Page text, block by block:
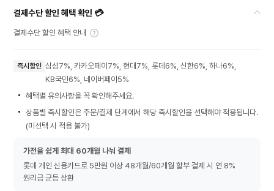
결제수단 할인 혜택 확인 💳
결제수단 할인 혜택 안내
즉시할인 삼성7%, 카카오페이7%, 현대7%, 롯데6%, 신한6%, 하나6%,
KB국민6%, 네이버페이5%
혜택별 유의사항을 꼭 확인해주세요.
상품별 즉시할인은 주문/결제 단계에서 해당 즉시할인을 선택해야 적용됩니다.
(미선택 시 적용 불가)
가전을 쉽게 최대 60개월 나눠 결제
롯데 개인 신용카드로 5만원 이상 48개월/60개월 할부 결제 시 연 8%
원리금 균등 상환